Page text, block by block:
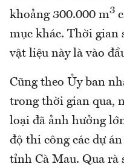
khoảng 300.000 m3
mục khác. Thời gian
vật liệu này là vào
Cũng theo Ủy ban
trong thời gian qua,
loại đã ảnh hưởng
độ thi công các dự
tỉnh Cà Mau. Qua rà